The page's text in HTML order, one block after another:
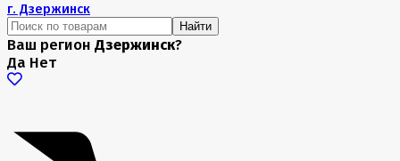
г. Дзержинск
Найти
Ваш регион Дзержинск?
Да Нет